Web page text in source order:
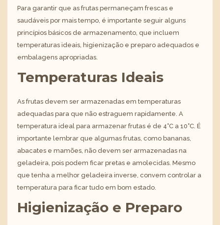
Para garantir que as frutas permaneçam frescas e
saudáveis por mais tempo, é importante seguir alguns
princípios básicos de armazenamento, que incluem
temperaturas ideais, higienização e preparo adequados e
embalagens apropriadas.
Temperaturas Ideais
As frutas devem ser armazenadas em temperaturas
adequadas para que não estraguem rapidamente. A
temperatura ideal para armazenar frutas é de 4°C a 10°C. É
importante lembrar que algumas frutas, como bananas,
abacates e mamões, não devem ser armazenadas na
geladeira, pois podem ficar pretas e amolecidas. Mesmo
que tenha a melhor geladeira inverse, convem controlar a
temperatura para ficar tudo em bom estado.
Higienização e Preparo